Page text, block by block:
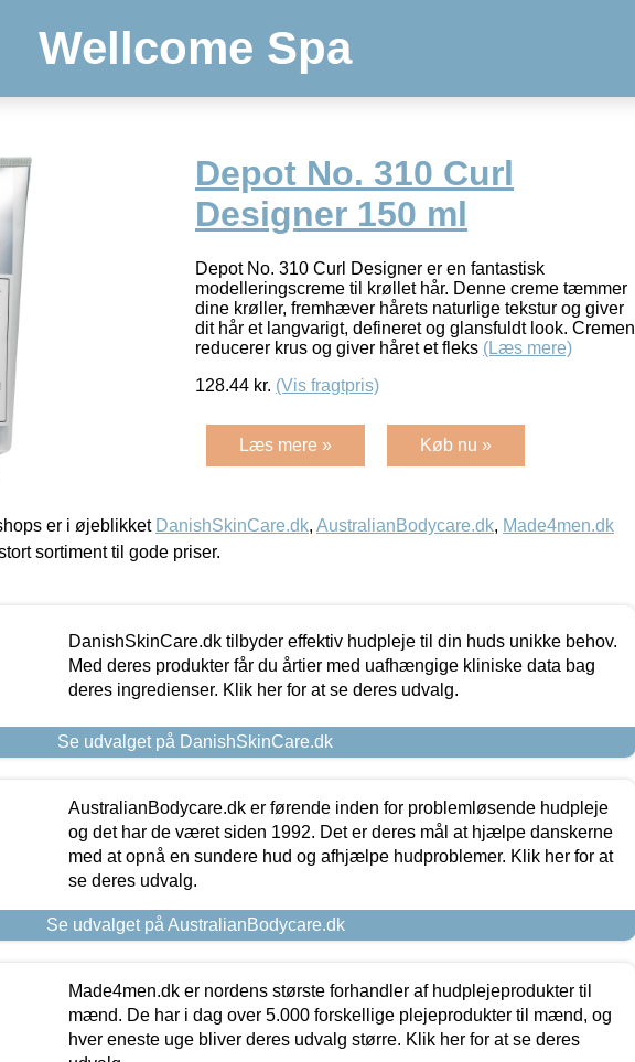
Wellcome Spa
Depot No. 310 Curl
Designer 150 ml
Depot No. 310 Curl Designer er en fantastisk
modelleringscreme til krøllet hår. Denne creme tæmmer
dine krøller, fremhæver hårets naturlige tekstur og giver
dit hår et langvarigt, defineret og glansfuldt look. Cremen
reducerer krus og giver håret et fleks (Læs mere)
128.44 kr. (Vis fragtpris)
Læs mere » Køb nu »
er i øjeblikket DanishSkinCare.dk, AustralianBodycare.dk, Made4men.dk
sortiment til gode priser.
DanishSkinCare.dk tilbyder effektiv hudpleje til din huds unikke behov.
Med deres produkter får du årtier med uafhængige kliniske data bag
deres ingredienser. Klik her for at se deres udvalg.
Se udvalget på DanishSkinCare.dk
AustralianBodycare.dk er førende inden for problemløsende hudpleje
og det har de været siden 1992. Det er deres mål at hjælpe danskerne
med at opnå en sundere hud og afhjælpe hudproblemer. Klik her for at
se deres udvalg.
Se udvalget på AustralianBodycare.dk
Made4men.dk er nordens største forhandler af hudplejeprodukter til
mænd. De har i dag over 5.000 forskellige plejeprodukter til mænd, og
hver eneste uge bliver deres udvalg større. Klik her for at se deres